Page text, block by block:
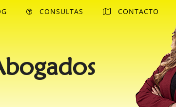
CONSULTAS CONTACTO